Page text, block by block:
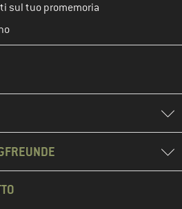
sul tuo promemoria